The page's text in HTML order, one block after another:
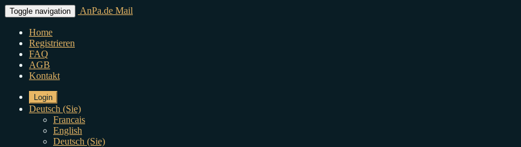
Toggle navigation AnPa.de Mail
Home
Registrieren
FAQ
AGB
Kontakt
Login
Deutsch (Sie)
Francais
English
Deutsch (Sie)